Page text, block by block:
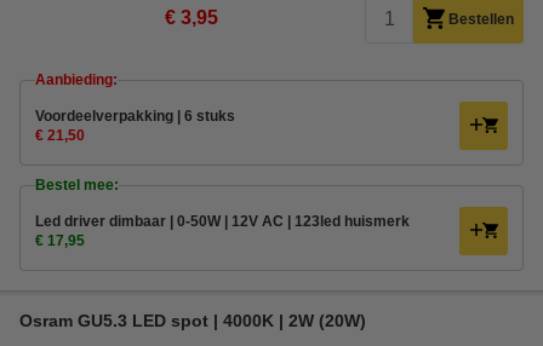
€ 3,95 Bestellen
Aanbieding:
Voordeelverpakking | 6 stuks
€ 21,50
Bestel mee:
Led driver dimbaar | 0-50W | 12V AC | 123led huismerk
€ 17,95
Osram GU5.3 LED spot | 4000K | 2W (20W)